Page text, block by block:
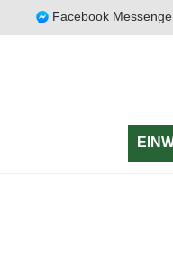
Facebook